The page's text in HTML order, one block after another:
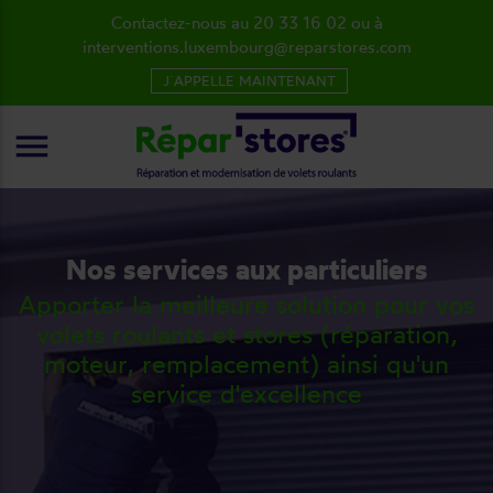
Nos services aux particuliers
Apporter la meilleure solution pour vos
volets roulants et stores (réparation,
moteur, remplacement) ainsi qu'un
service d'excellence
Contactez-nous au 20 33 16 02 ou à
interventions.luxembourg@reparstores.com
J´APPELLE MAINTENANT
menu